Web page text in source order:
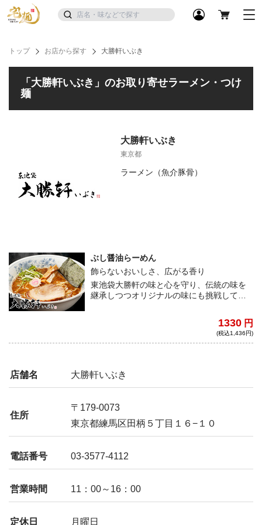
トップ お店から探す 大勝軒いぶき
「大勝軒いぶき」のお取り寄せラーメン・つけ
麺
大勝軒いぶき
東京都
ラーメン（魚介豚骨）
ぶし醤油らーめん
飾らないおいしさ、広がる香り
東池袋大勝軒の味と心を守り、伝統の味を
継承しつつオリジナルの味にも挑戦してい
煮干しの魚介の旨味が活きた、素材の旨味
1330 円
(税込1,436円)
店舗名 大勝軒いぶき
住所
〒179-0073
東京都練馬区田柄５丁目１６−１０
電話番号 03-3577-4112
営業時間 11：00～16：00
定休日 月曜日